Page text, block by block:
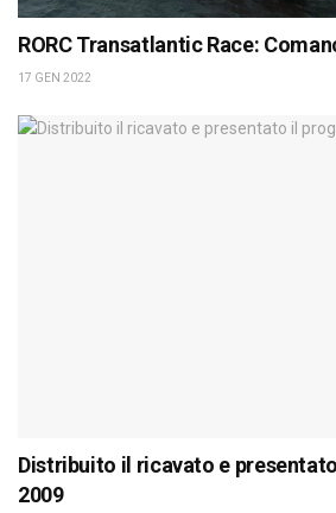
RORC Transatlantic Race:
17 GEN 2022
Distribuito il ricavato e
2009